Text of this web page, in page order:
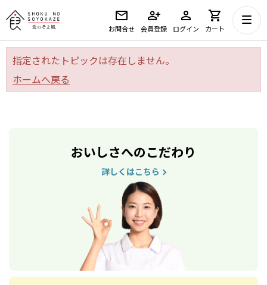
お問合せ 会員登録 ログイン カート
指定されたトピックは存在しません。
ホームへ戻る
おいしさへのこだわり
詳しくはこちら